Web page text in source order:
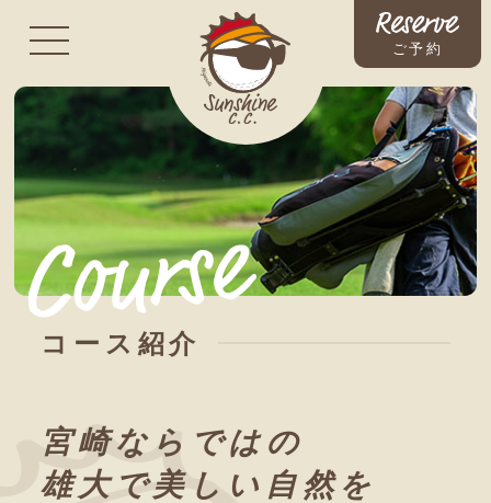
ご予約
コース紹介
宮崎ならではの
雄大で美しい自然を